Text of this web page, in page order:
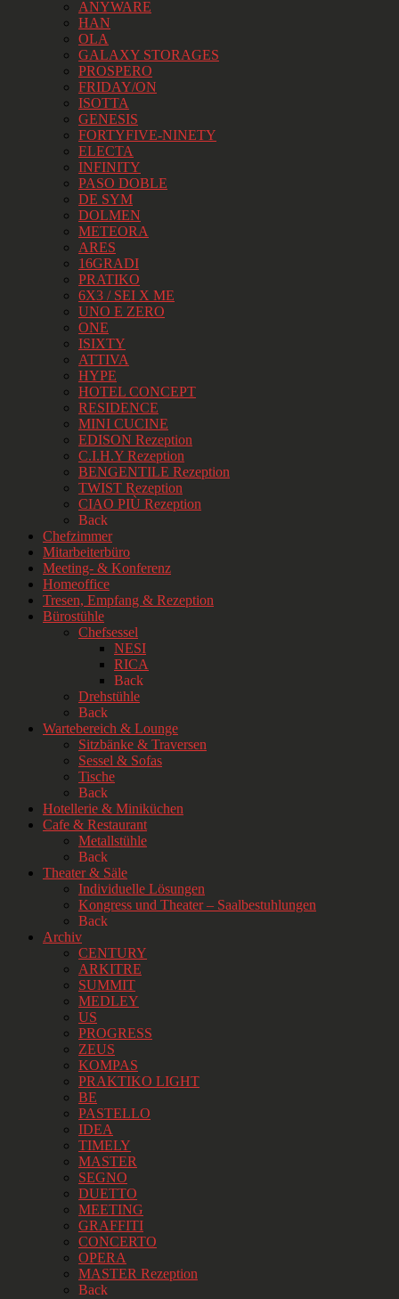
ANYWARE
HAN
OLA
GALAXY STORAGES
PROSPERO
FRIDAY/ON
ISOTTA
GENESIS
FORTYFIVE-NINETY
ELECTA
INFINITY
PASO DOBLE
DE SYM
DOLMEN
METEORA
ARES
16GRADI
PRATIKO
6X3 / SEI X ME
UNO E ZERO
ONE
ISIXTY
ATTIVA
HYPE
HOTEL CONCEPT
RESIDENCE
MINI CUCINE
EDISON Rezeption
C.I.H.Y Rezeption
BENGENTILE Rezeption
TWIST Rezeption
CIAO PIÙ Rezeption
Back
Chefzimmer
Mitarbeiterbüro
Meeting- & Konferenz
Homeoffice
Tresen, Empfang & Rezeption
Bürostühle
Chefsessel
NESI
RICA
Back
Drehstühle
Back
Wartebereich & Lounge
Sitzbänke & Traversen
Sessel & Sofas
Tische
Back
Hotellerie & Miniküchen
Cafe & Restaurant
Metallstühle
Back
Theater & Säle
Individuelle Lösungen
Kongress und Theater – Saalbestuhlungen
Back
Archiv
CENTURY
ARKITRE
SUMMIT
MEDLEY
US
PROGRESS
ZEUS
KOMPAS
PRAKTIKO LIGHT
BE
PASTELLO
IDEA
TIMELY
MASTER
SEGNO
DUETTO
MEETING
GRAFFITI
CONCERTO
OPERA
MASTER Rezeption
Back